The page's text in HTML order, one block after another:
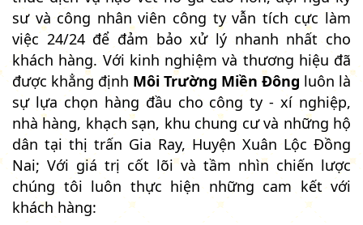
sư và công nhân viên công ty vẫn tích cực làm
việc 24/24 để đảm bảo xử lý nhanh nhất cho
khách hàng. Với kinh nghiệm và thương hiệu đã
được khẳng định Môi Trường Miền Đông luôn là
sự lựa chọn hàng đầu cho công ty - xí nghiệp,
nhà hàng, khạch sạn, khu chung cư và những hộ
dân tại thị trấn Gia Ray, Huyện Xuân Lộc Đồng
Nai; Với giá trị cốt lõi và tầm nhìn chiến lược
chúng tôi luôn thực hiện những cam kết với
khách hàng: